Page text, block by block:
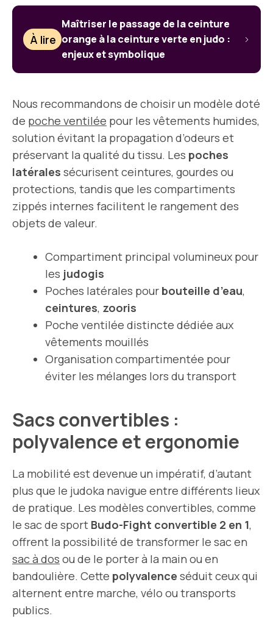
À lire
Maîtriser le passage de la ceinture
orange à la ceinture verte en judo :
enjeux et symbolique
Nous recommandons de choisir un modèle doté
de poche ventilée pour les vêtements humides,
solution évitant la propagation d’odeurs et
préservant la qualité du tissu. Les poches
latérales sécurisent ceintures, gourdes ou
protections, tandis que les compartiments
zippés internes facilitent le rangement des
objets de valeur.
Compartiment principal volumineux pour
les judogis
Poches latérales pour bouteille d’eau,
ceintures, zooris
Poche ventilée distincte dédiée aux
vêtements mouillés
Organisation compartimentée pour
éviter les mélanges lors du transport
Sacs convertibles :
polyvalence et ergonomie
La mobilité est devenue un impératif, d’autant
plus que le judoka navigue entre différents lieux
de pratique. Les modèles convertibles, comme
le sac de sport Budo-Fight convertible 2 en 1,
offrent la possibilité de transformer le sac en
sac à dos ou de le porter à la main ou en
bandoulière. Cette polyvalence séduit ceux qui
alternent entre marche, vélo ou transports
publics.